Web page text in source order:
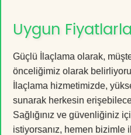
Uygun
Güçlü İlaçlama olarak,
önceliğimiz olarak
İlaçlama hizmetimizde,
sunarak herkesin
Sağlığınız ve güvenliğiniz
istiyorsanız, hemen bizimle